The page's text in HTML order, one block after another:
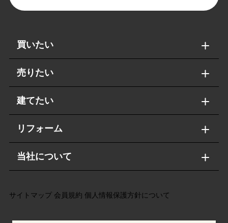
買いたい
売りたい
建てたい
リフォーム
当社について
サイトマップ 会員規約 個人情報保護方針について